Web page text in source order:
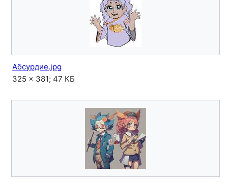
Абсурдие.jpg
325 × 381; 47 КБ